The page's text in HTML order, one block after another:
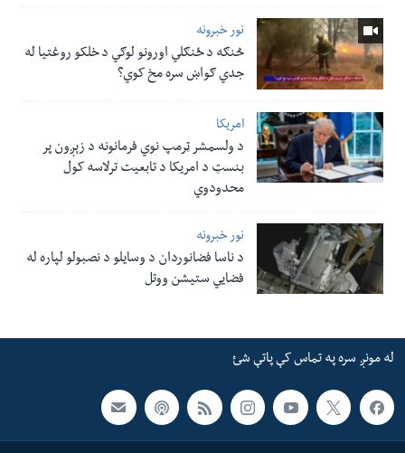
نور خبرونه
څنګه د ځنګلي اورونو لوګي د خلکو روغتیا له
جدي ګواښ سره مخ کوي؟
امریکا
د ولسمشر ټرمپ نوي فرمانونه د زېږون پر
بنسټ د امریکا د تابعیت ترلاسه کول
محدودوي
نور خبرونه
د ناسا فضانوردان د وسایلو د نصبولو لپاره له
فضایي ستیشن ووتل
له مونږ سره په تماس کې پاتې شئ